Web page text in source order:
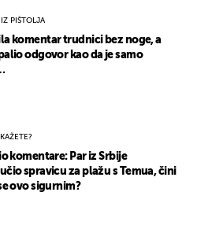
IZ PIŠTOLJA
komentar trudnici bez noge, a
odgovor kao da je samo
komentare: Par iz Srbije
spravicu za plažu s Temua, čini
ovo sigurnim?